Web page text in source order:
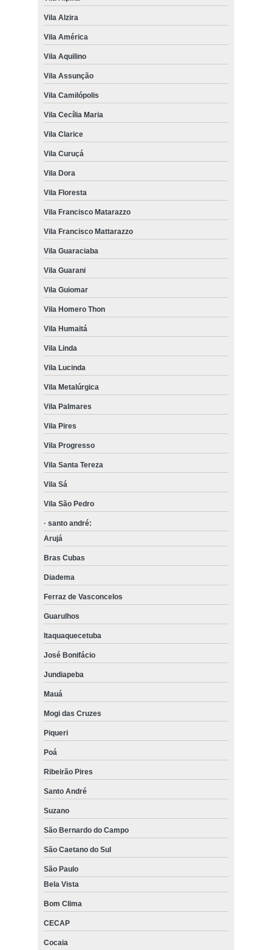
Vila Alzira
Vila América
Vila Aquilino
Vila Assunção
Vila Camilópolis
Vila Cecília Maria
Vila Clarice
Vila Curuçá
Vila Dora
Vila Floresta
Vila Francisco Matarazzo
Vila Francisco Mattarazzo
Vila Guaraciaba
Vila Guarani
Vila Guiomar
Vila Homero Thon
Vila Humaitá
Vila Linda
Vila Lucinda
Vila Metalúrgica
Vila Palmares
Vila Pires
Vila Progresso
Vila Santa Tereza
Vila Sá
Vila São Pedro
· santo andré:
Arujá
Bras Cubas
Diadema
Ferraz de Vasconcelos
Guarulhos
Itaquaquecetuba
José Bonifácio
Jundiapeba
Mauá
Mogi das Cruzes
Piqueri
Poá
Ribeirão Pires
Santo André
Suzano
São Bernardo do Campo
São Caetano do Sul
São Paulo
Bela Vista
Bom Clima
CECAP
Cocaia